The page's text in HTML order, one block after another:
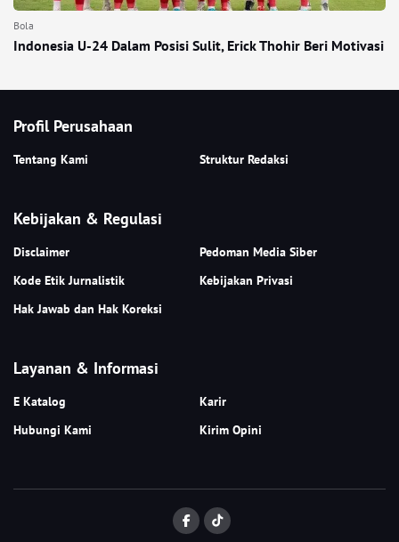
Bola
Indonesia U-24 Dalam Posisi Sulit, Erick Thohir Beri Motivasi
Profil Perusahaan
Tentang Kami Struktur Redaksi
Kebijakan & Regulasi
Disclaimer
Pedoman Media Siber
Kode Etik Jurnalistik
Kebijakan Privasi
Hak Jawab dan Hak Koreksi
Layanan & Informasi
E Katalog
Karir
Hubungi Kami
Kirim Opini